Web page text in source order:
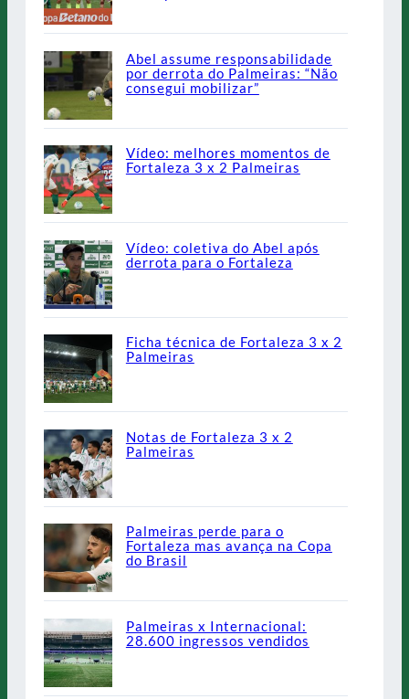
Abel assume responsabilidade
por derrota do Palmeiras: “Não
consegui mobilizar”
Vídeo: melhores momentos de
Fortaleza 3 x 2 Palmeiras
Vídeo: coletiva do Abel após
derrota para o Fortaleza
Ficha técnica de Fortaleza 3 x 2
Palmeiras
Notas de Fortaleza 3 x 2
Palmeiras
Palmeiras perde para o
Fortaleza mas avança na Copa
do Brasil
Palmeiras x Internacional:
28.600 ingressos vendidos